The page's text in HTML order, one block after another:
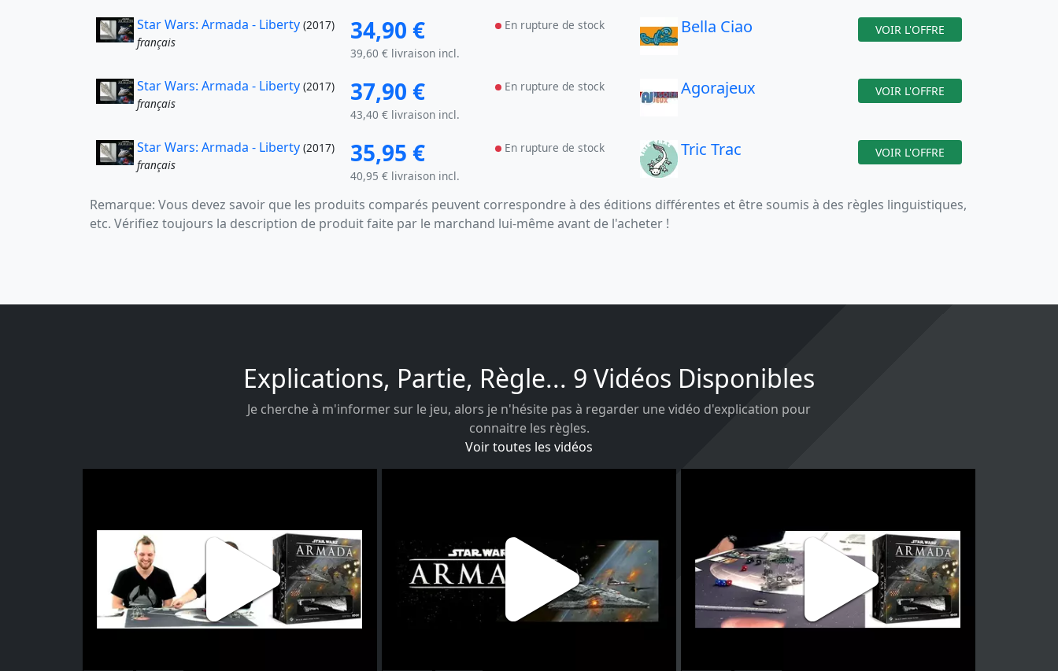
Star Wars: Armada - Liberty (2017)
français
34,90 €
39,60 € livraison incl.
En rupture de stock Bella Ciao VOIR L'OFFRE
Star Wars: Armada - Liberty (2017)
français
37,90 €
43,40 € livraison incl.
En rupture de stock Agorajeux VOIR L'OFFRE
Star Wars: Armada - Liberty (2017)
français
35,95 €
40,95 € livraison incl.
En rupture de stock Tric Trac VOIR L'OFFRE
Remarque: Vous devez savoir que les produits comparés peuvent correspondre à des éditions différentes et être soumis à des règles linguistiques,
etc. Vérifiez toujours la description de produit faite par le marchand lui-même avant de l'acheter !
Explications, Partie, Règle... 9 Vidéos Disponibles
Je cherche à m'informer sur le jeu, alors je n'hésite pas à regarder une vidéo d'explication pour
connaitre les règles.
Voir toutes les vidéos